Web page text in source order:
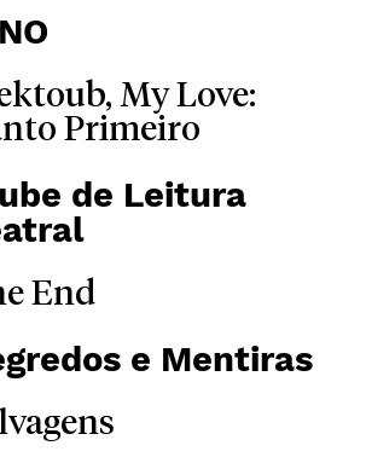
My Love:
Primeiro
de Leitura
End
e Mentiras